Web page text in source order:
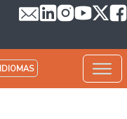
IDIOMAS